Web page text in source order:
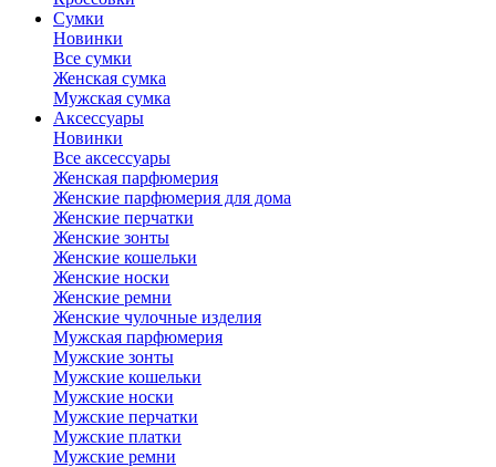
Сумки
Новинки
Все сумки
Женская сумка
Мужская сумка
Аксессуары
Новинки
Все аксессуары
Женская парфюмерия
Женские парфюмерия для дома
Женские перчатки
Женские зонты
Женские кошельки
Женские носки
Женские ремни
Женские чулочные изделия
Мужская парфюмерия
Мужские зонты
Мужские кошельки
Мужские носки
Мужские перчатки
Мужские платки
Мужские ремни